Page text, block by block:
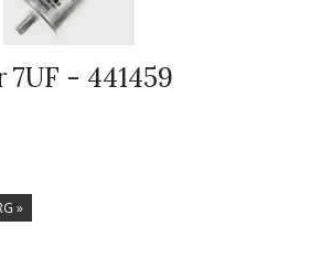
- 441459
»